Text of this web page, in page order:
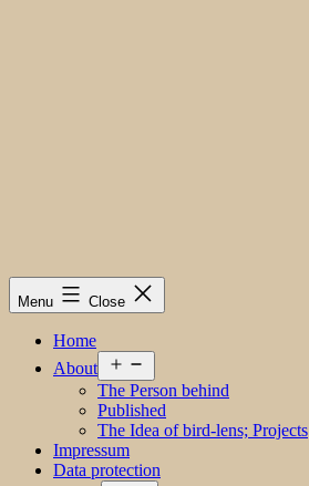
Menu Close
Home
About
menu
The Person behind
Published
The Idea of bird-lens; Projects
Impressum
Data protection